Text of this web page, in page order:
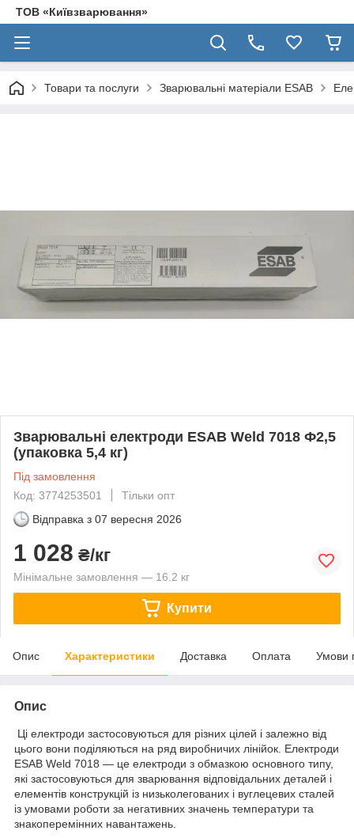
ТОВ «Київзварювання»
Товари та послуги Зварювальні матеріали ESAB
Зварювальні електроди ESAB Weld 7018 Ф2,5
(упаковка 5,4 кг)
Під замовлення
Код: 3774253501
Тільки опт
Відправка з 07 вересня 2026
1 028 ₴/кг
Мінімальне замовлення — 16.2 кг
Купити
Опис Характеристики Доставка Оплата Умови
Опис
Ці електроди застосовуються для різних цілей і залежно від
цього вони поділяються на ряд виробничих лінійок. Електроди
ESAB Weld 7018 — це електроди з обмазкою основного типу,
які застосовуються для зварювання відповідальних деталей і
елементів конструкцій із низьколегованих і вуглецевих сталей
із умовами роботи за негативних значень температури та
знакоперемінних навантажень.